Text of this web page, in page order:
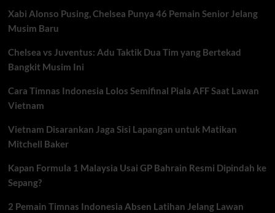
Xabi Alonso Pusing, Chelsea Punya 46 Pemain Senior Jelang
Musim Baru
Chelsea vs Juventus: Adu Taktik Dua Tim yang Bertekad
Bangkit Musim Ini
Cara Timnas Indonesia Lolos Semifinal Piala AFF Saat Lawan
Vietnam
Vietnam Disarankan Jaga Sisi Lapangan untuk Matikan
Mitchell Baker
Kapan Formula 1 Malaysia Usai GP Bahrain Resmi Dipindah ke
Sepang?
2 Pemain Timnas Indonesia Absen Latihan Jelang Lawan